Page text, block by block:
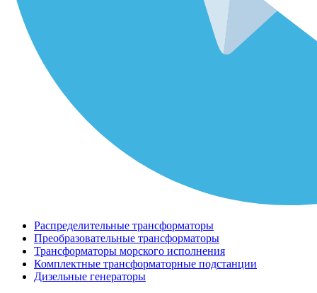
Распределительные трансформаторы
Преобразовательные трансформаторы
Трансформаторы морского исполнения
Комплектные трансформаторные подстанции
Дизельные генераторы